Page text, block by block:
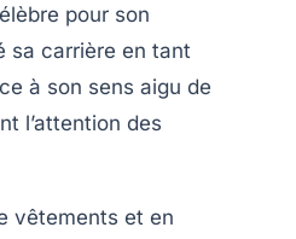
pour son
sa carrière en tant
à son sens aigu de
l’attention des
vêtements et en